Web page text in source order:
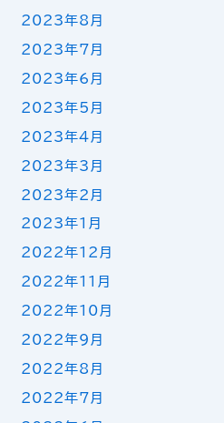
2023年8月
2023年7月
2023年6月
2023年5月
2023年4月
2023年3月
2023年2月
2023年1月
2022年12月
2022年11月
2022年10月
2022年9月
2022年8月
2022年7月